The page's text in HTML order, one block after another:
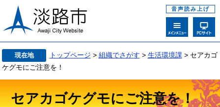
音声読み上げ
現在地 トップページ > 組織でさがす > 生活環境課 > セアカゴ
ケグモにご注意を！
セアカゴケグモにご注意を！